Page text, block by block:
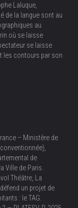
Laluque,
de la langue sont au
au
où se laisse
se laisse
les contours par son
– Ministère de
de
Ville de Paris.
Théâtre, La
un projet de
: le TAG.